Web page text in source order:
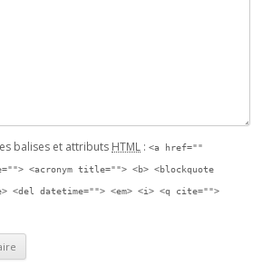
balises et attributs HTML : <a href=""
<acronym title=""> <b> <blockquote
<del datetime=""> <em> <i> <q cite="">